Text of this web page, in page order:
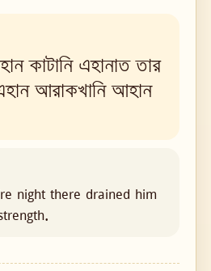
কাটানি এহানাত তার
আরাকখানি আহান
night there drained him